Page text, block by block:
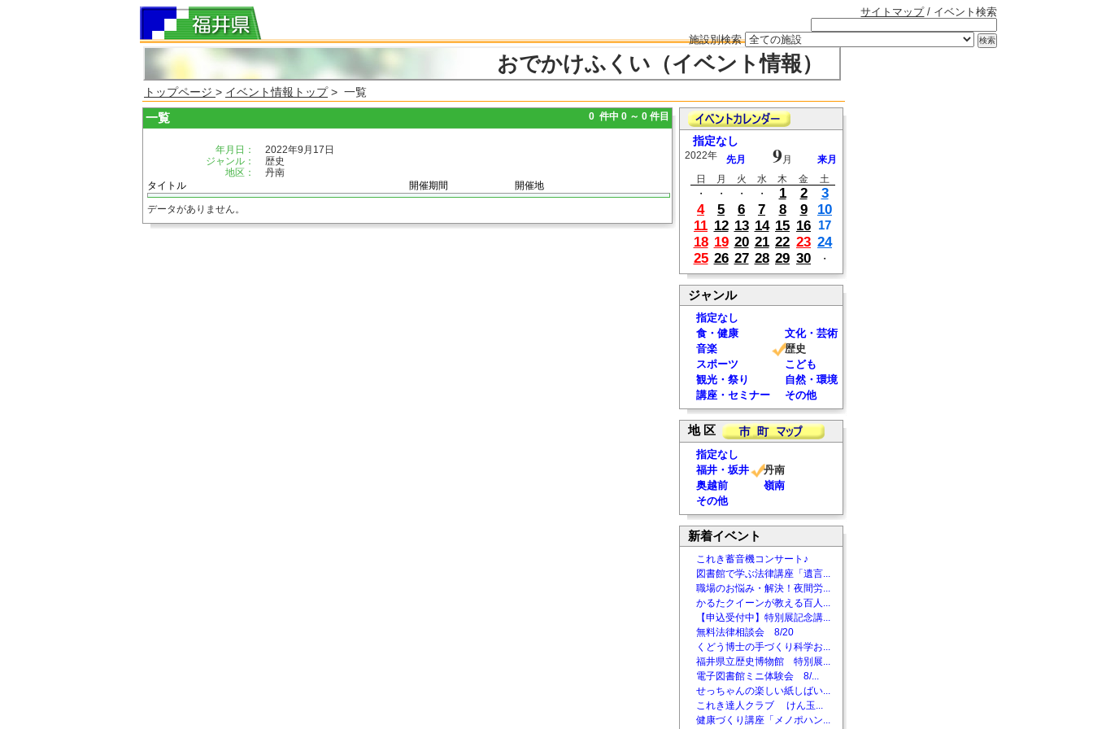
サイトマップ/ イベント検索
施設別検索
おでかけふくい（イベント情報）
トップページ > イベント情報トップ> 一覧
一覧 0 件中 0 ～ 0 件目
年月日：
2022年9月17日
ジャンル：
歴史
地区：
丹南
タイトル
開催期間 開催地
データがありません。
指定なし
2022年 先月 9月
来月
日
月 火 水 木 金
土
・
・ ・ ・ 1 2
3
4
5 6 7 8 9
10
11 12 13 14 15 16 17
18 19 20 21 22 23 24
25 26 27 28 29 30 ・
ジャンル
指定なし
食・健康
文化・芸術
音楽
歴史
スポーツ
こども
観光・祭り
自然・環境
講座・セミナー
その他
地 区
指定なし
福井・坂井
丹南
奥越前
嶺南
その他
新着イベント
これき蓄音機コンサート♪
図書館で学ぶ法律講座「遺言...
職場のお悩み・解決！夜間労...
かるたクイーンが教える百人...
【申込受付中】特別展記念講...
無料法律相談会 8/20
くどう博士の手づくり科学お...
福井県立歴史博物館 特別展...
電子図書館ミニ体験会 8/...
せっちゃんの楽しい紙しばい...
これき達人クラブ けん玉...
健康づくり講座「メノポハン...